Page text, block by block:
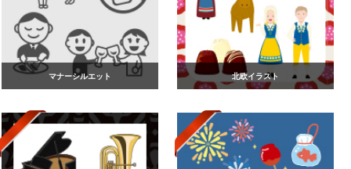
マナーシルエット 北欧イラスト